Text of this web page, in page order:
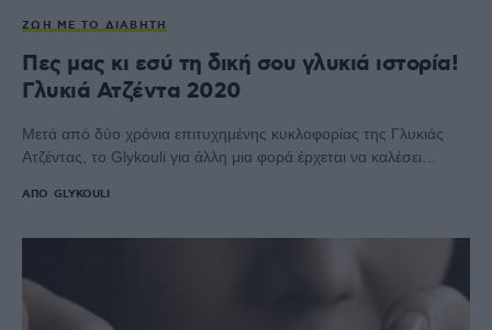
ΖΩΉ ΜΕ ΤΟ ΔΙΑΒΉΤΗ
Πες μας κι εσύ τη δική σου γλυκιά ιστορία!
Γλυκιά Ατζέντα 2020
Μετά από δύο χρόνια επιτυχημένης κυκλοφορίας της Γλυκιάς
Ατζέντας, το Glykouli για άλλη μια φορά έρχεται να καλέσει…
ΑΠΌ GLYKOULI